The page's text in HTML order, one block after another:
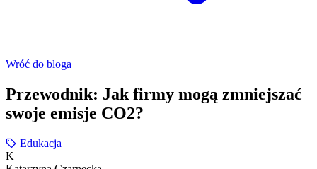
Wróć do bloga
Przewodnik: Jak firmy mogą zmniejszać
swoje emisje CO2?
Edukacja
K